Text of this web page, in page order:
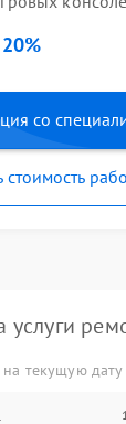
20%
со
стоимость
текущую